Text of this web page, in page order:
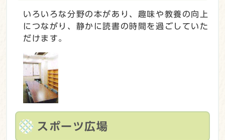
いろいろな分野の本があり、趣味や教養の向上
につながり、静かに読書の時間を過ごしていた
だけます。
スポーツ広場